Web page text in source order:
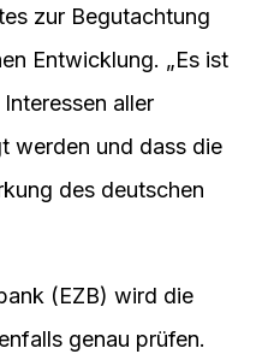
zur Begutachtung
Entwicklung. „Es ist
aller
werden und dass die
des deutschen
(EZB) wird die
genau prüfen.